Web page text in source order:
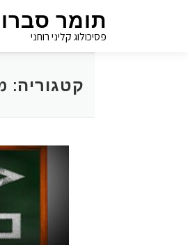
תומר
פסיכולוג קליני רוחני
קטגוריה: